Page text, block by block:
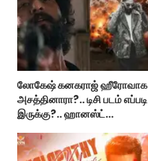
லோகேஷ் கனகராஜ் ஹீரோவாக
அசத்தினாரா?.. டிசி படம் எப்படி
இருக்கு?.. ஹானஸ்ட்